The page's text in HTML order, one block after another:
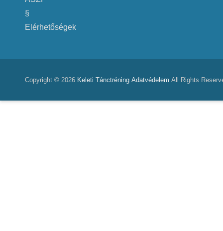
§
Elérhetőségek
Copyright © 2026 Keleti Tánctréning Adatvédelem All Rights